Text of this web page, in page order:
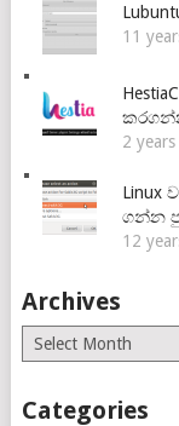
11
2
Linux
ගන්න
12
Archives
Archives
Categories